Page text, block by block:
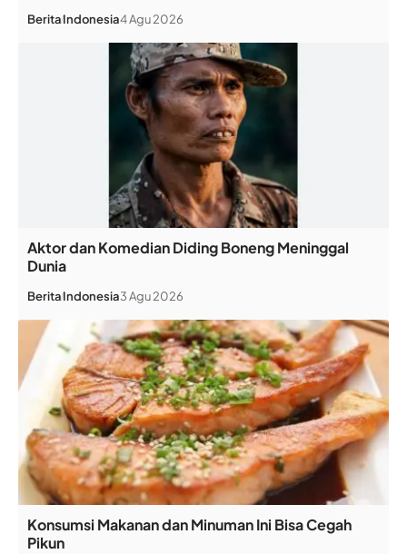
BeritaIndonesia4 Agu 2026
Aktor dan Komedian Diding Boneng Meninggal
Dunia
BeritaIndonesia3 Agu 2026
Konsumsi Makanan dan Minuman Ini Bisa Cegah
Pikun